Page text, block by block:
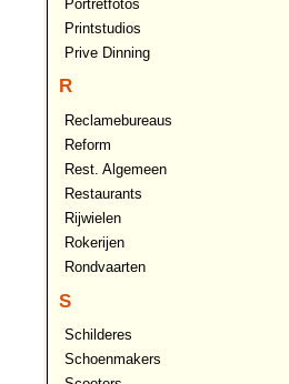
Portretfotos
Printstudios
Prive Dinning
R
Reclamebureaus
Reform
Rest. Algemeen
Restaurants
Rijwielen
Rokerijen
Rondvaarten
S
Schilderes
Schoenmakers